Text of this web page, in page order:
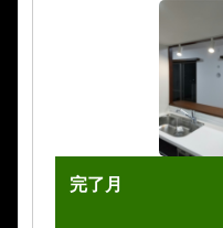
完了月